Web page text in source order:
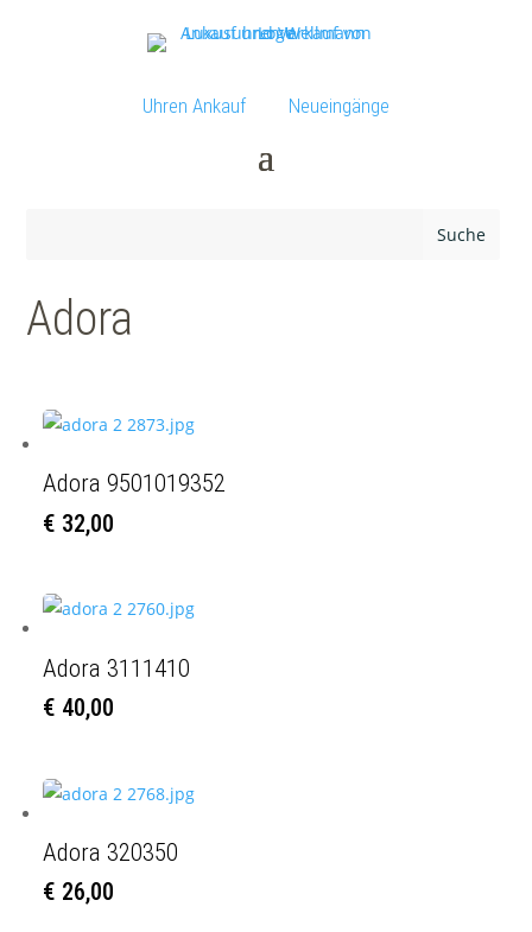
Uhren Ankauf Neueingänge
Adora
Adora 9501019352
€ 32,00
Adora 3111410
€ 40,00
Adora 320350
€ 26,00